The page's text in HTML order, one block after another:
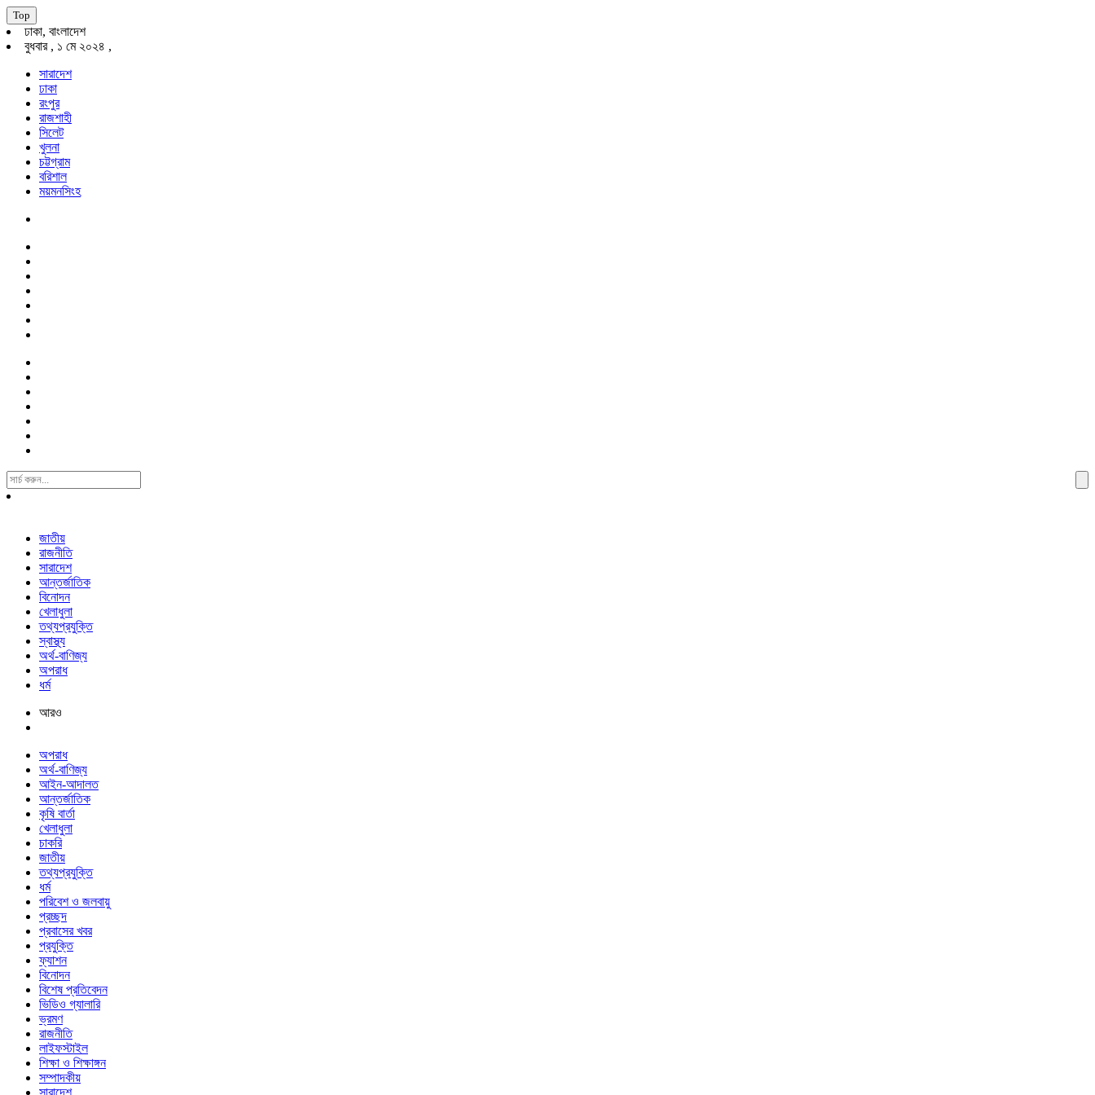
Top
ঢাকা, বাংলাদেশ
বুধবার , ১ মে ২০২৪ ,
সারাদেশ
ঢাকা
রংপুর
রাজশাহী
সিলেট
খুলনা
চট্টগ্রাম
বরিশাল
ময়মনসিংহ
Search
For:
জাতীয়
রাজনীতি
সারাদেশ
আন্তর্জাতিক
বিনোদন
খেলাধুলা
তথ্যপ্রযুক্তি
স্বাস্থ্য
অর্থ-বাণিজ্য
অপরাধ
ধর্ম
আরও
অপরাধ
অর্থ-বাণিজ্য
আইন-আদালত
আন্তর্জাতিক
কৃষি বার্তা
খেলাধুলা
চাকরি
জাতীয়
তথ্যপ্রযুক্তি
ধর্ম
পরিবেশ ও জলবায়ু
প্রচ্ছদ
প্রবাসের খবর
প্রযুক্তি
ফ্যাশন
বিনোদন
বিশেষ প্রতিবেদন
ভিডিও গ্যালারি
ভ্রমণ
রাজনীতি
লাইফস্টাইল
শিক্ষা ও শিক্ষাঙ্গন
সম্পাদকীয়
সারাদেশ